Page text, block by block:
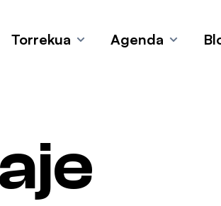
Torrekua home.menu_button_sr_text"
Agenda